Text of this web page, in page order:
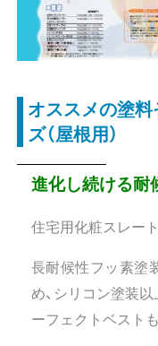
オススメの塗料
ズ（屋根用）
進化し続ける耐
住宅用化粧スレー
長耐候性フッ素塗
め、シリコン塗装
ーフェクトベスト